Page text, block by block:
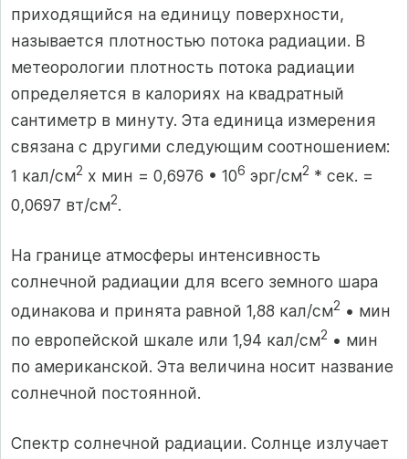
приходящийся на единицу поверхности,
называется плотностью потока радиации. В
метеорологии плотность потока радиации
определяется в калориях на квадратный
сантиметр в минуту. Эта единица измерения
связана с другими следующим соотношением:
1 кал/см2 х мин = 0,6976 • 106 эрг/см2 * сек. =
0,0697 вт/см2.
На границе атмосферы интенсивность
солнечной радиации для всего земного шара
одинакова и принята равной 1,88 кал/см2 • мин
по европейской шкале или 1,94 кал/см2 • мин
по американской. Эта величина носит название
солнечной постоянной.
Спектр солнечной радиации. Солнце излучает